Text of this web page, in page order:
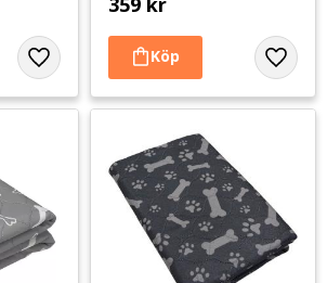
Lägg till i favoriter Lägg